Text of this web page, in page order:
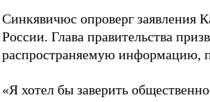
Синкявичюс опроверг заявления
России. Глава правительства
распространяемую информацию,
«Я хотел бы заверить